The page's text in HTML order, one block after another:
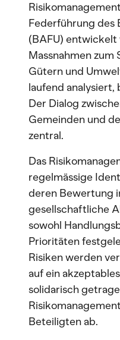
Federführung des
(BAFU) entwickelt
Massnahmen zum
Gütern und
laufend
Der Dialog
Gemeinden und
zentral.
Das
regelmässige
deren Bewertung
gesellschaftliche
sowohl
Prioritäten
Risiken werden
auf ein
solidarisch
Beteiligten ab.